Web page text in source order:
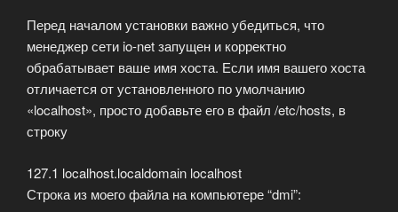
Перед началом установки важно убедиться, что
менеджер сети io-net запущен и корректно
обрабатывает ваше имя хоста. Если имя вашего хоста
отличается от установленного по умолчанию
«localhost», просто добавьте его в файл /etc/hosts, в
строку
127.1 localhost.localdomain localhost
Строка из моего файла на компьютере “dmi”: